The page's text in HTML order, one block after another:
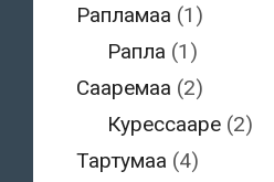
Рапламаа (1)
Рапла (1)
Сааремаа (2)
Курессааре (2)
Тартумаа (4)